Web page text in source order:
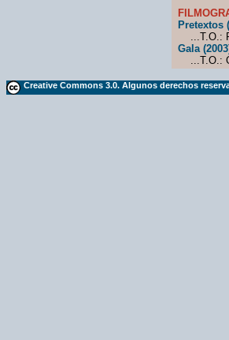
Pretextos
...T.O.:
Gala
...T.O.:
Creative Commons 3.0. Algunos derechos